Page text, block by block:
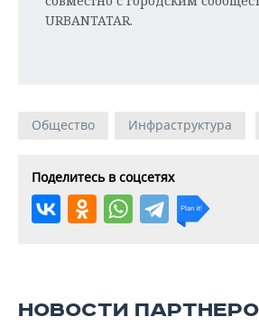
URBANTATAR.
Общество Инфраструктура
Поделитесь в соцсетях
НОВОСТИ